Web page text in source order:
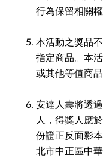
行為保留相關權
本活動之獎品
指定商品。本
或其他等值商品
安達人壽將透
人，得獎人應
份證正反面影
北市中正區中